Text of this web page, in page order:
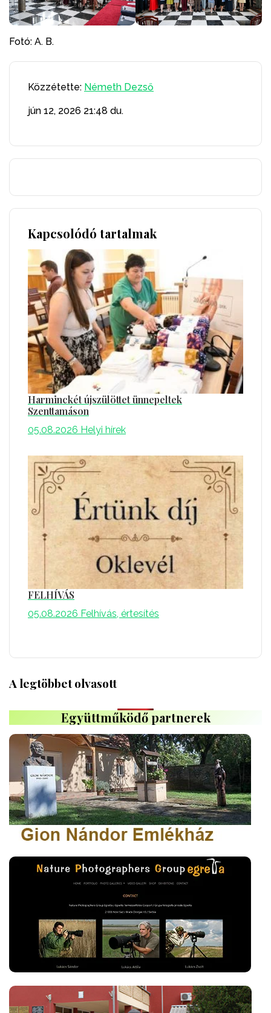
Fotó: A. B.
Közzétette: Németh Dezső
jún 12, 2026 21:48 du.
Kapcsolódó tartalmak
Harminckét újszülöttet ünnepeltek
Szenttamáson
05.08.2026 Helyi hírek
FELHÍVÁS
05.08.2026 Felhívás, értesítés
A legtöbbet olvasott
Együttműködő partnerek